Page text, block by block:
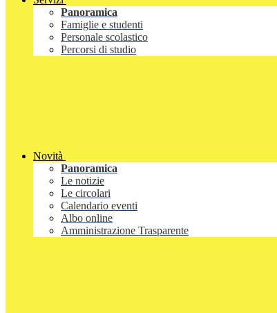
Panoramica
Famiglie e studenti
Personale scolastico
Percorsi di studio
Novità
Panoramica
Le notizie
Le circolari
Calendario eventi
Albo online
Amministrazione Trasparente